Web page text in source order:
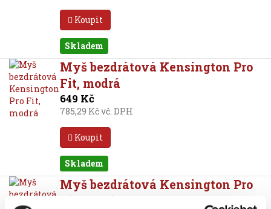
Koupit
Skladem
Myš bezdrátová Kensington Pro
Fit, modrá
649 Kč
785,29 Kč vč. DPH
Koupit
Skladem
Myš bezdrátová Kensington Pro
Fit, černá